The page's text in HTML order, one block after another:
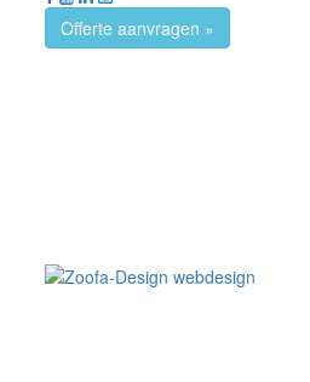
Offerte aanvragen »